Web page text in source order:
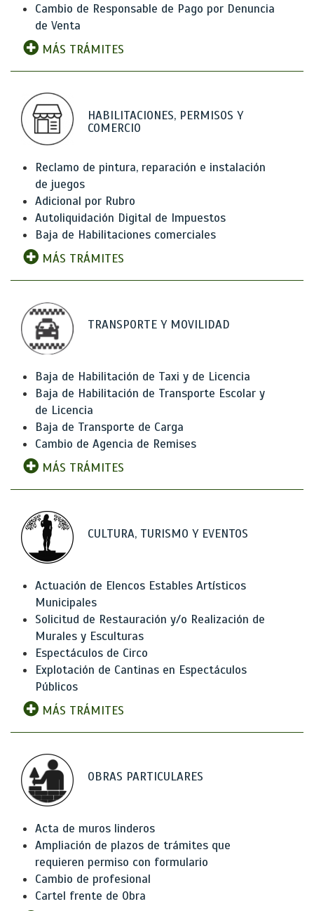
Cambio de Responsable de Pago por Denuncia
de Venta
MÁS TRÁMITES
HABILITACIONES, PERMISOS Y
COMERCIO
Reclamo de pintura, reparación e instalación
de juegos
Adicional por Rubro
Autoliquidación Digital de Impuestos
Baja de Habilitaciones comerciales
MÁS TRÁMITES
TRANSPORTE Y MOVILIDAD
Baja de Habilitación de Taxi y de Licencia
Baja de Habilitación de Transporte Escolar y
de Licencia
Baja de Transporte de Carga
Cambio de Agencia de Remises
MÁS TRÁMITES
CULTURA, TURISMO Y EVENTOS
Actuación de Elencos Estables Artísticos
Municipales
Solicitud de Restauración y/o Realización de
Murales y Esculturas
Espectáculos de Circo
Explotación de Cantinas en Espectáculos
Públicos
MÁS TRÁMITES
OBRAS PARTICULARES
Acta de muros linderos
Ampliación de plazos de trámites que
requieren permiso con formulario
Cambio de profesional
Cartel frente de Obra